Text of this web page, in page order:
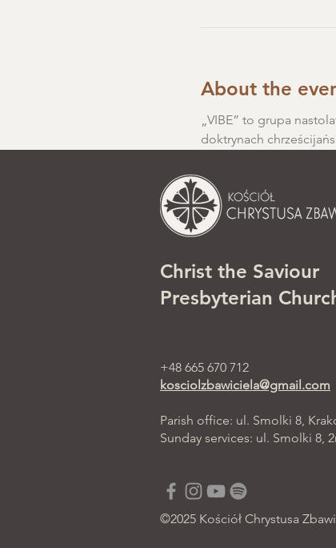
About the
„VIBE” to grupa
doktrynach
Christ the Saviour
Presbyterian
+48 665 670 712
kosciolzbawiciela@gmail.com
Parish office: ul. Smolki 8,
Sunday services: ul. Smolki 8,
©2025 Kościół Chrystusa